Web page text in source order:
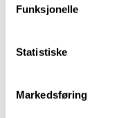
Funksjonelle
Statistiske
Markedsføring